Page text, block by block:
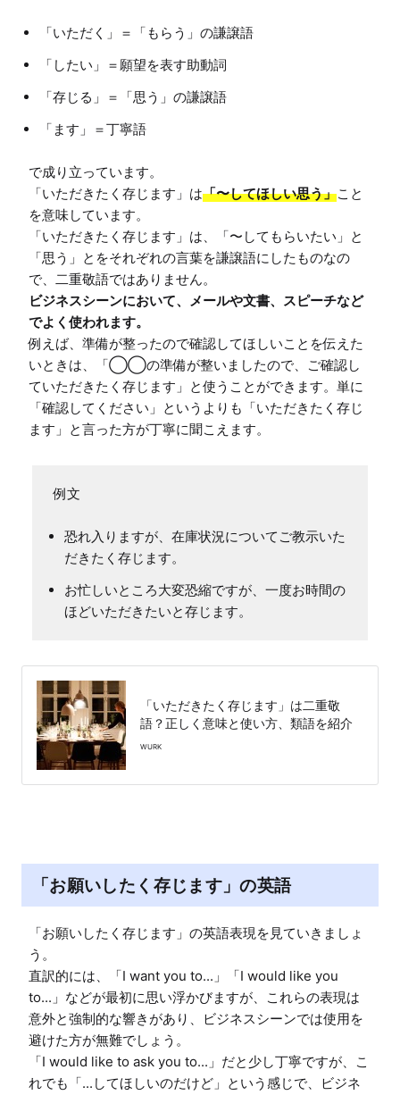
「いただく」＝「もらう」の謙譲語
「したい」＝願望を表す助動詞
「存じる」＝「思う」の謙譲語
「ます」＝丁寧語
で成り立っています。
「いただきたく存じます」は「〜してほしい思う」こと
を意味しています。
「いただきたく存じます」は、「〜してもらいたい」と
「思う」とをそれぞれの言葉を謙譲語にしたものなの
ビジネスシーンにおいて、メールや文書、スピーチなど
でよく使われます。
例えば、準備が整ったので確認してほしいことを伝えた
いときは、「◯◯の準備が整いましたので、ご確認し
ていただきたく存じます」と使うことができます。単に
「確認してください」というよりも「いただきたく存じ
恐れ入りますが、在庫状況についてご教示いた
だきたく存じます。
お忙しいところ大変恐縮ですが、一度お時間の
ほどいただきたいと存じます。
「いただきたく存じます」は二重敬
語？正しく意味と使い方、類語を紹介
WURK
「お願いしたく存じます」の英語
「お願いしたく存じます」の英語表現を見ていきましょ
う。
直訳的には、「I want you to...」「I would like you
to...」などが最初に思い浮かびますが、これらの表現は
意外と強制的な響きがあり、ビジネスシーンでは使用を
避けた方が無難でしょう。
「I would like to ask you to...」だと少し丁寧ですが、こ
れでも「...してほしいのだけど」という感じで、ビジネ